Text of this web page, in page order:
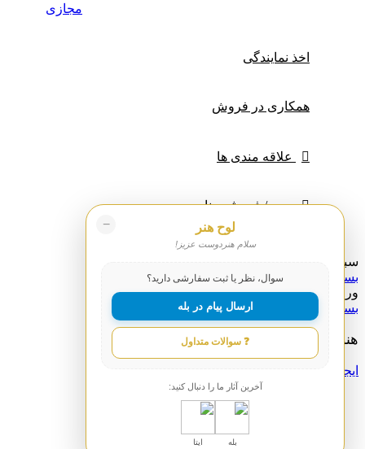
مجازی
اخذ نمایندگی
همکاری در فروش
علاقه مندی ها
ورود / فرم ثبت نام
سبد خرید
بستن
ورود
بستن
هنوز حساب کاربری ندارید؟
ایجاد یک حساب کاربری؟
− لوح هنر
سلام هنردوست عزیز!
سوال، نظر یا ثبت سفارشی دارید؟
ارسال پیام در بله
❓ سوالات متداول
آخرین آثار ما را دنبال کنید:
بله ایتا
خانه